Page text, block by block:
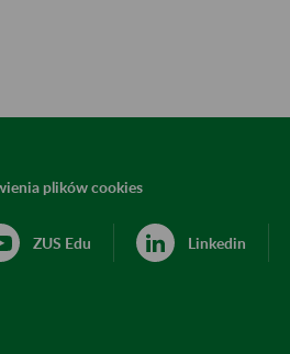
plików cookies
ZUS Edu Linkedin